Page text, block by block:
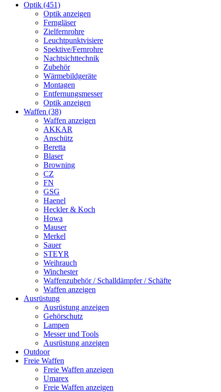
Optik (451)
Optik anzeigen
Ferngläser
Zielfernrohre
Leuchtpunktvisiere
Spektive/Fernrohre
Nachtsichttechnik
Zubehör
Wärmebildgeräte
Montagen
Entfernungsmesser
Optik anzeigen
Waffen (38)
Waffen anzeigen
AKKAR
Anschütz
Beretta
Blaser
Browning
CZ
FN
GSG
Haenel
Heckler & Koch
Howa
Mauser
Merkel
Sauer
STEYR
Weihrauch
Winchester
Waffenzubehör / Schalldämpfer / Schäfte
Waffen anzeigen
Ausrüstung
Ausrüstung anzeigen
Gehörschutz
Lampen
Messer und Tools
Ausrüstung anzeigen
Outdoor
Freie Waffen
Freie Waffen anzeigen
Umarex
Freie Waffen anzeigen